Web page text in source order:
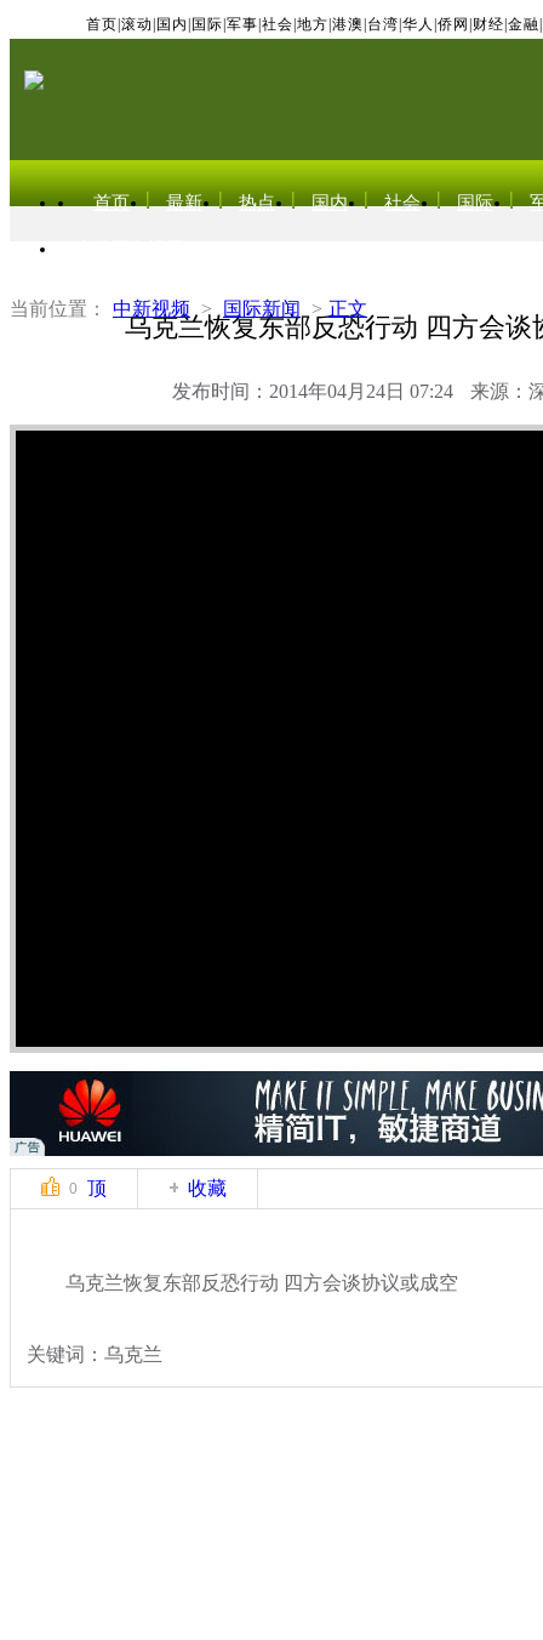
首页 滚动 国内 国际 军事 社会 地方 港澳 台湾 华人 侨网 财经 金融
首页 最新 热点 国内 社会 国际
当前位置： 中新视频 > 国际新闻 > 正文
乌克兰恢复东部反恐行动 四方会谈
发布时间：2014年04月24日 07:24 来源：
0 顶 收藏
乌克兰恢复东部反恐行动 四方会谈协议或成空
关键词：乌克兰